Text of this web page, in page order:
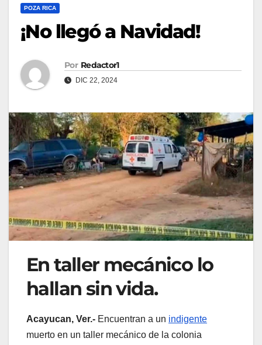
POZA RICA
¡No llegó a Navidad!
Por Redactor1
DIC 22, 2024
En taller mecánico lo
hallan sin vida.
Acayucan, Ver.- Encuentran a un indigente
muerto en un taller mecánico de la colonia